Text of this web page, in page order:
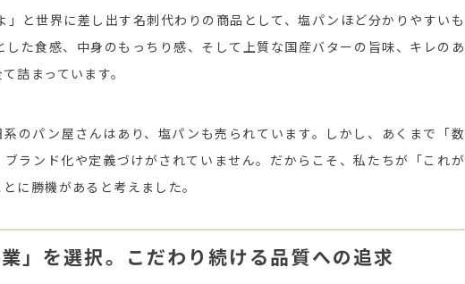
」と世界に差し出す名刺代わりの商品として、塩パンほど分かりやすいも
た食感、中身のもっちり感、そして上質な国産バターの旨味、キレのあ
詰まっています。
のパン屋さんはあり、塩パンも売られています。しかし、あくまで「数
ランド化や定義づけがされていません。だからこそ、私たちが「これが
に勝機があると考えました。
」を選択。こだわり続ける品質への追求